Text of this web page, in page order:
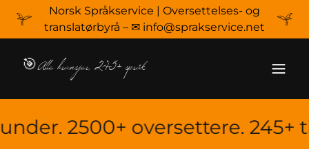
Norsk Språkservice | Oversettelses- og
translatørbyrå – ✉ info@sprakservice.net
🎯Alle bransjer, 245+ språk
2500+ oversettere. 245+